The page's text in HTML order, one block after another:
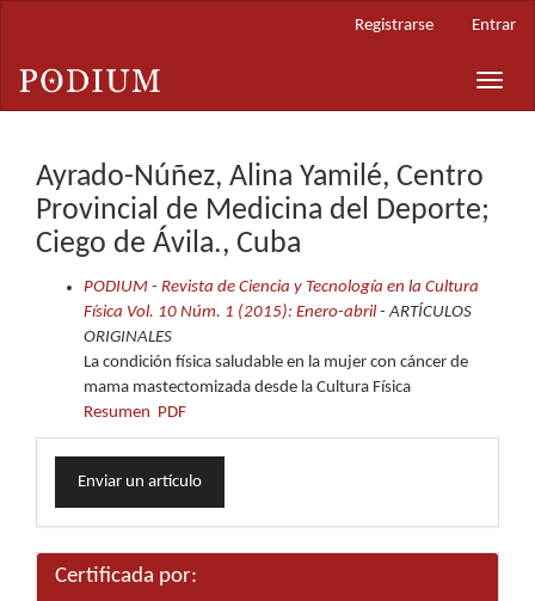
principal
Barra
Registrarse Entrar
Toggle
Ayrado-Núñez, Alina Yamilé, Centro
Provincial de Medicina del Deporte;
Ciego de Ávila., Cuba
PODIUM - Revista de Ciencia y Tecnología en la Cultura
Física Vol. 10 Núm. 1 (2015): Enero-abril- ARTÍCULOS
ORIGINALES
La condición física saludable en la mujer con cáncer de
mama mastectomizada desde la Cultura Física
Resumen PDF
Enviar
unEnviar un artículo
Certificada por: